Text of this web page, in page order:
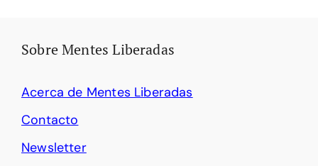
Sobre Mentes Liberadas
Acerca de Mentes Liberadas
Contacto
Newsletter